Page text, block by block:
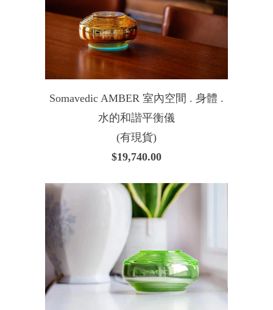
Somavedic AMBER 室內空間 . 身體 .
水的和諧平衡儀
(有現貨)
$19,740.00